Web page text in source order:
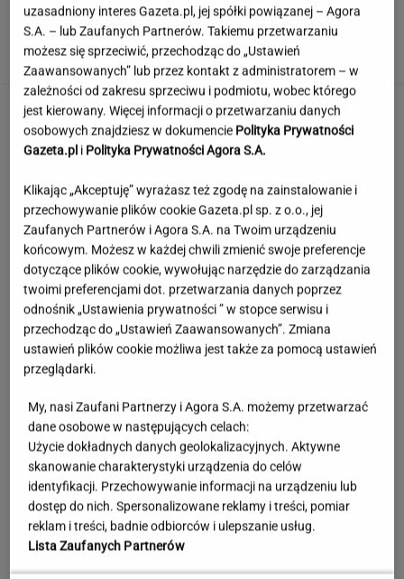
100 proc. obłożenia w samolotach. Wakacyjny
kierunek jest hitem
Księżniczka musi iść do wojska. Tyle czasu
spędzi w armii
Urzędnicy pukają do domów. Chcą paragonów
MATERIAŁ PROMOCYJNY
uzasadniony interes Gazeta.pl, jej spółki powiązanej – Agora
S.A. – lub Zaufanych Partnerów. Takiemu przetwarzaniu
możesz się sprzeciwić, przechodząc do „Ustawień
Zaawansowanych” lub przez kontakt z administratorem – w
zależności od zakresu sprzeciwu i podmiotu, wobec którego
jest kierowany. Więcej informacji o przetwarzaniu danych
osobowych znajdziesz w dokumencie Polityka Prywatności
Gazeta.pl i Polityka Prywatności Agora S.A.
Klikając „Akceptuję” wyrażasz też zgodę na zainstalowanie i
przechowywanie plików cookie Gazeta.pl sp. z o.o., jej
Zaufanych Partnerów i Agora S.A. na Twoim urządzeniu
końcowym. Możesz w każdej chwili zmienić swoje preferencje
dotyczące plików cookie, wywołując narzędzie do zarządzania
twoimi preferencjami dot. przetwarzania danych poprzez
odnośnik „Ustawienia prywatności ” w stopce serwisu i
przechodząc do „Ustawień Zaawansowanych”. Zmiana
ustawień plików cookie możliwa jest także za pomocą ustawień
przeglądarki.
My, nasi Zaufani Partnerzy i Agora S.A. możemy przetwarzać
dane osobowe w następujących celach:
Użycie dokładnych danych geolokalizacyjnych. Aktywne
skanowanie charakterystyki urządzenia do celów
identyfikacji. Przechowywanie informacji na urządzeniu lub
dostęp do nich. Spersonalizowane reklamy i treści, pomiar
reklam i treści, badnie odbiorców i ulepszanie usług.
Lista Zaufanych Partnerów